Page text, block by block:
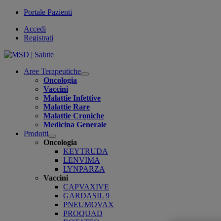
Portale Pazienti
Accedi
Registrati
Aree Terapeutiche
Open
Oncologia
Vaccini
Malattie Infettive
Malattie Rare
Malattie Croniche
Medicina Generale
Prodotti
Open
submenu
Oncologia
KEYTRUDA
LENVIMA
LYNPARZA
Vaccini
CAPVAXIVE
GARDASIL 9
PNEUMOVAX
PROQUAD